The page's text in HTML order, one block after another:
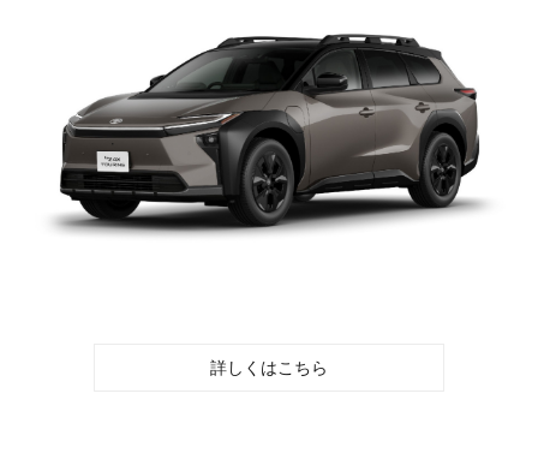
詳しくはこちら